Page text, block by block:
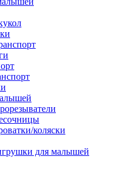
коляски
для малышей